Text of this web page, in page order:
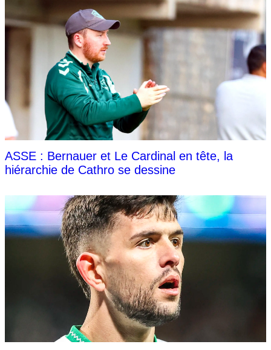
ASSE : Bernauer et Le Cardinal en tête, la
hiérarchie de Cathro se dessine